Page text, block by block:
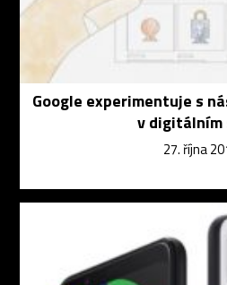
Google experimentuje s
v digitálním
27. října